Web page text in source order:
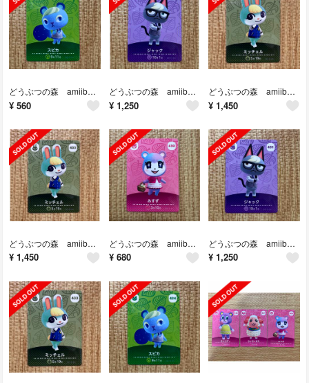
どうぶつの森 amiiboカード スピカ
¥ 560
どうぶつの森 amiiboカード ジャック
¥ 1,250
どうぶつの森 amiiboカード ミッチェル
¥ 1,450
どうぶつの森 amiiboカード ミッチェル
¥ 1,450
どうぶつの森 amiiboカード みすず
¥ 680
どうぶつの森 amiiboカード ジャック
¥ 1,250